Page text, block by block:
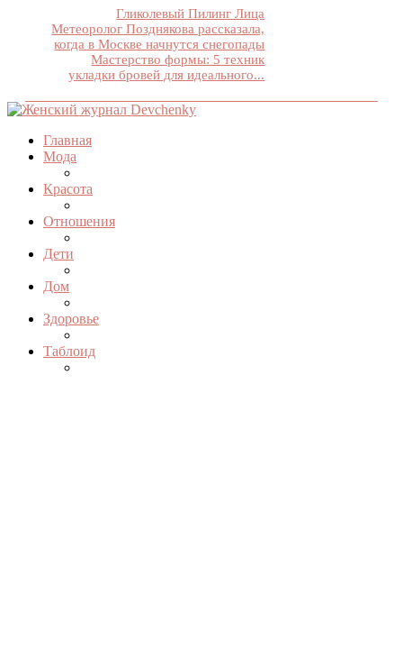
Гликолевый Пилинг Лица
Метеоролог Позднякова рассказала,
когда в Москве начнутся снегопады
Мастерство формы: 5 техник
укладки бровей для идеального...
Главная
Мода
Красота
Отношения
Дети
Дом
Здоровье
Таблоид